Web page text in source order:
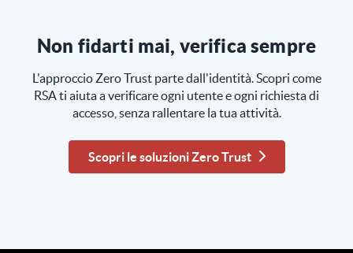
Non fidarti mai, verifica sempre
L'approccio Zero Trust parte dall'identità. Scopri come
RSA ti aiuta a verificare ogni utente e ogni richiesta di
accesso, senza rallentare la tua attività.
Scopri le soluzioni Zero Trust